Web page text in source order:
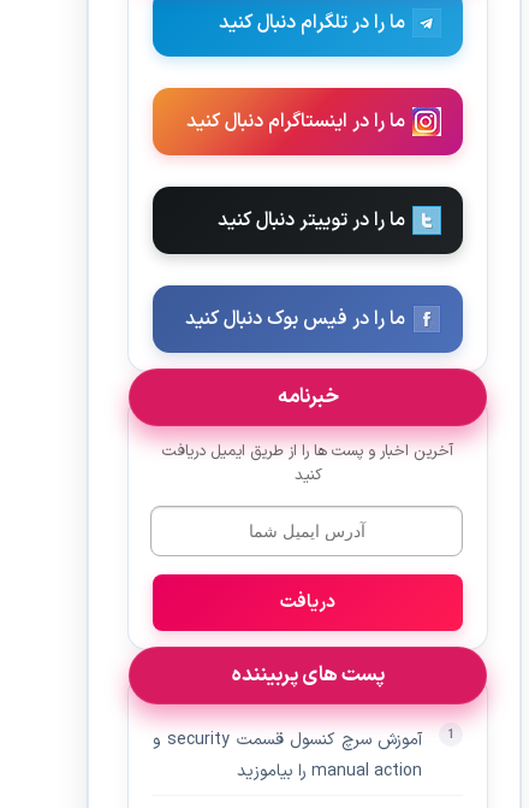
ما را در تلگرام دنبال کنید
ما را در اینستاگرام دنبال کنید
ما را در توییتر دنبال کنید
ما را در فیس بوک دنبال کنید
خبرنامه
آخرین اخبار و پست ها را از طریق ایمیل دریافت
کنید
دریافت
پست های پربیننده
آموزش سرچ کنسول قسمت security و
manual action را بیاموزید